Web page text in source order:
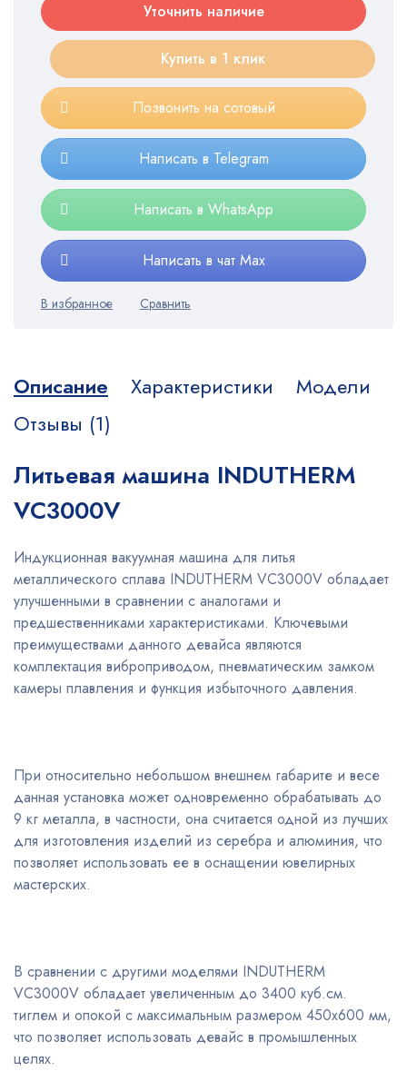
Уточнить наличие
Купить в 1 клик
Позвонить на сотовый
Написать в Telegram
Написать в WhatsApp
Написать в чат Max
Описание Характеристики
Модели
Отзывы (1)
Литьевая машина INDUTHERM
VC3000V
Индукционная вакуумная машина для литья
металлического сплава INDUTHERM VC3000V обладает
улучшенными в сравнении с аналогами и
предшественниками характеристиками. Ключевыми
преимуществами данного девайса являются
комплектация виброприводом, пневматическим замком
камеры плавления и функция избыточного давления.
При относительно небольшом внешнем габарите и весе
данная установка может одновременно обрабатывать до
9 кг металла, в частности, она считается одной из лучших
для изготовления изделий из серебра и алюминия, что
позволяет использовать ее в оснащении ювелирных
мастерских.
В сравнении с другими моделями INDUTHERM
VC3000V обладает увеличенным до 3400 куб.см.
тиглем и опокой с максимальным размером 450х600 мм,
что позволяет использовать девайс в промышленных
целях.